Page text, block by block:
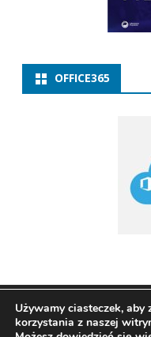
OFFICE365
Copyright 2021
Używamy ciasteczek,
korzystania z naszej